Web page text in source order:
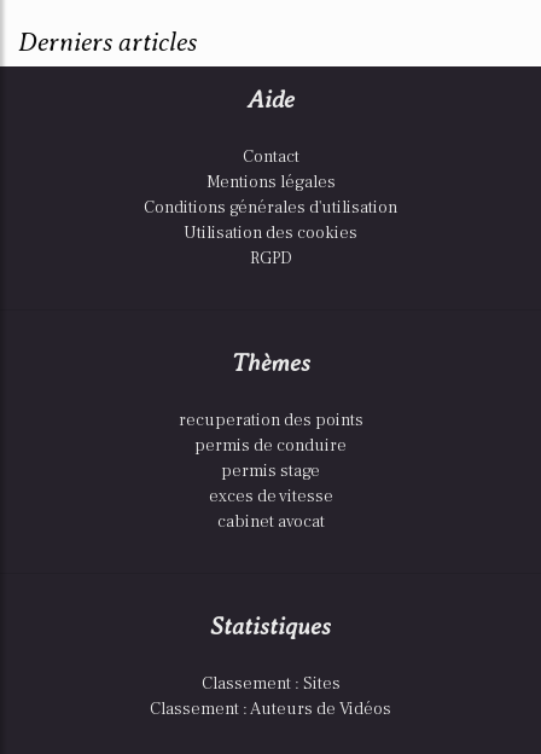
Derniers articles
Aide
Contact
Mentions légales
Conditions générales d'utilisation
Utilisation des cookies
RGPD
Thèmes
recuperation des points
permis de conduire
permis stage
exces de vitesse
cabinet avocat
Statistiques
Classement : Sites
Classement : Auteurs de Vidéos